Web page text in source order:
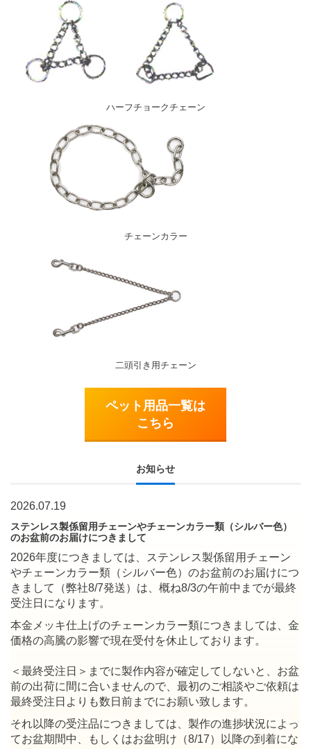
ハーフチョークチェーン
チェーンカラー
二頭引き用チェーン
ペット用品一覧は
こちら
お知らせ
2026.07.19
ステンレス製係留用チェーンやチェーンカラー類（シルバー色）
のお盆前のお届けにつきまして
2026年度につきましては、ステンレス製係留用チェーン
やチェーンカラー類（シルバー色）のお盆前のお届けにつ
きまして（弊社8/7発送）は、概ね8/3の午前中までが最終
受注日になります。
本金メッキ仕上げのチェーンカラー類につきましては、金
価格の高騰の影響で現在受付を休止しております。
＜最終受注日＞までに製作内容が確定してしないと、お盆
前の出荷に間に合いませんので、最初のご相談やご依頼は
最終受注日よりも数日前までにお願い致します。
それ以降の受注品につきましては、製作の進捗状況によっ
てお盆期間中、もしくはお盆明け（8/17）以降の到着にな